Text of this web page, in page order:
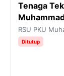
Tenaga
RSU PKU
Ditutup